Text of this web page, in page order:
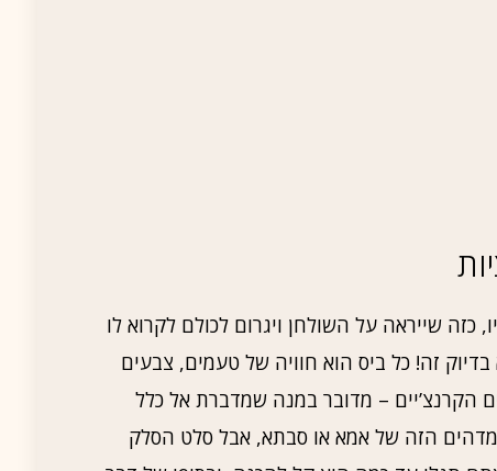
שייראה על השולחן ויגרום לכולם לקרוא לו
זה! כל ביס הוא חוויה של טעמים, צבעים
הקרנצ’יים – מדובר במנה שמדברת אל כלל
הזה של אמא או סבתא, אבל סלט הסלק